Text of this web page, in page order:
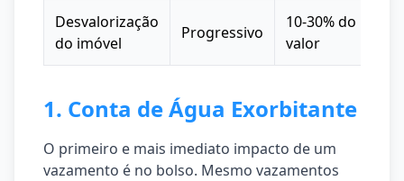
Desvalorização
do imóvel
Progressivo
10-30% do
valor
1. Conta de Água Exorbitante
O primeiro e mais imediato impacto de um
vazamento é no bolso. Mesmo vazamentos